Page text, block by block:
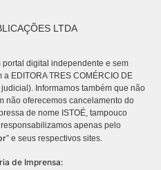
LTDA
portal digital independente e sem
EDITORA TRES COMÉRCIO DE
Informamos também que não
não oferecemos cancelamento do
de nome ISTOÉ, tampouco
apenas pelo
” e seus respectivos sites.
de Imprensa: